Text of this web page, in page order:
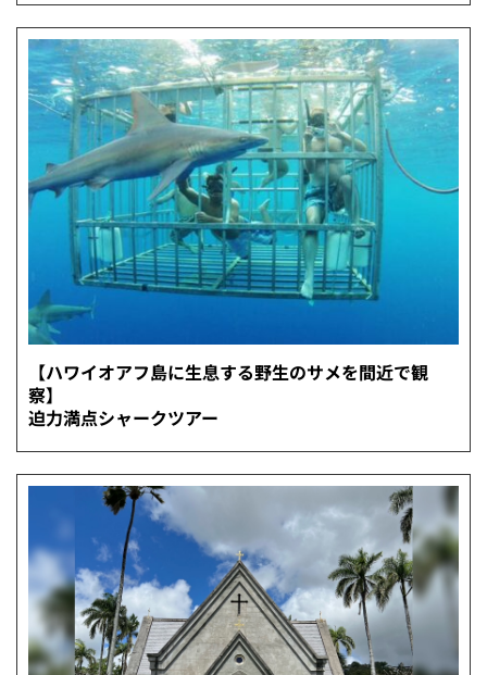
【ハワイオアフ島に生息する野生のサメを間近で観
察】
迫力満点シャークツアー